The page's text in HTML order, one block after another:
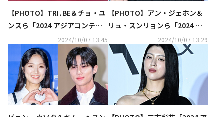
【PHOTO】TRI․BE＆チョ・ユ
ンスら「2024 アジアコンテン
ツアワード」レッドカーペット
に登場
2024/10/07 13:45
【PHOTO】アン・ジェホン＆
リュ・スンリョンら「2024 ア
ジアコンテンツアワード」レッ
ドカーペットに登場
2024/10/07 13:29